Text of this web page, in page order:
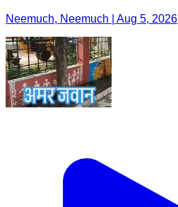
Neemuch, Neemuch | Aug 5, 2026